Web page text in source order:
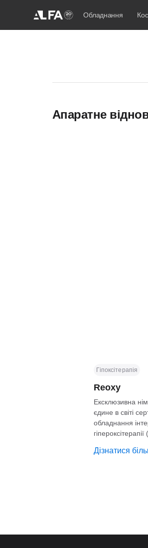
Обладнання
Апаратне
Reoxy
Ексклюзивна
єдине в світі
обладнання
гіпероксітерапії
Дізнатися
Гіпоксітерапія